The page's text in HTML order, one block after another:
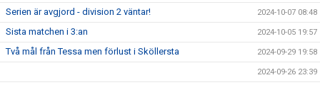
Serien är avgjord - division 2 väntar! 2024-10-07 08:48
Sista matchen i 3:an 2024-10-05 19:57
Två mål från Tessa men förlust i Sköllersta 2024-09-29 19:58
2024-09-26 23:39